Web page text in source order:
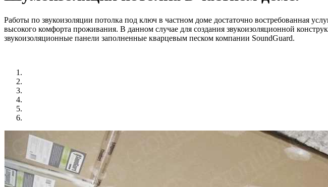
Работы по звукоизоляции потолка под ключ в частном доме достаточно востребованная
высокого комфорта проживания. В данном случае для создания звукоизоляционной
звукоизоляционные панели заполненные кварцевым песком компании SoundGuard.